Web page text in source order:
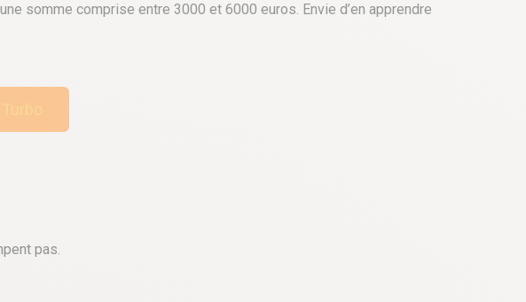
somme comprise entre 3000 et 6000 euros. Envie d’en apprendre
pas.